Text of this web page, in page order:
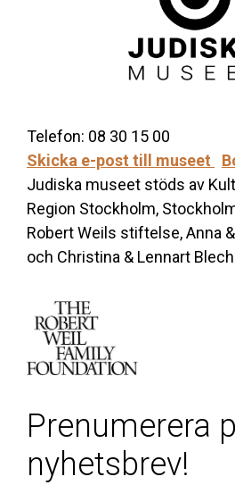
Telefon: 08 30 15 00
Skicka e-post till museet
Judiska museet stöds av
Region Stockholm,
Robert Weils stiftelse, Anna
och Christina & Lennart
Prenumerera
nyhetsbrev!